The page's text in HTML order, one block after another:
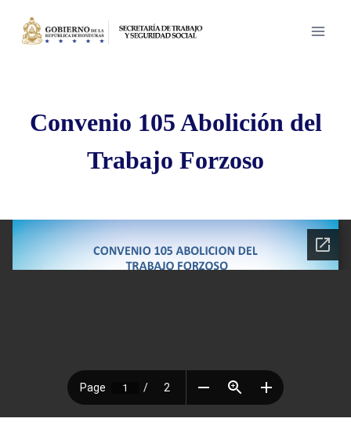
Convenio 105 Abolición del
Trabajo Forzoso